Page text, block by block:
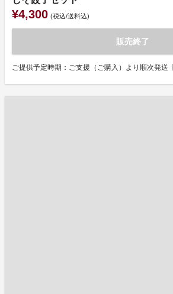
¥4,300 (税込/送料込)
販売終了
ご提供予定時期：ご支援（ご購入）より順次発送